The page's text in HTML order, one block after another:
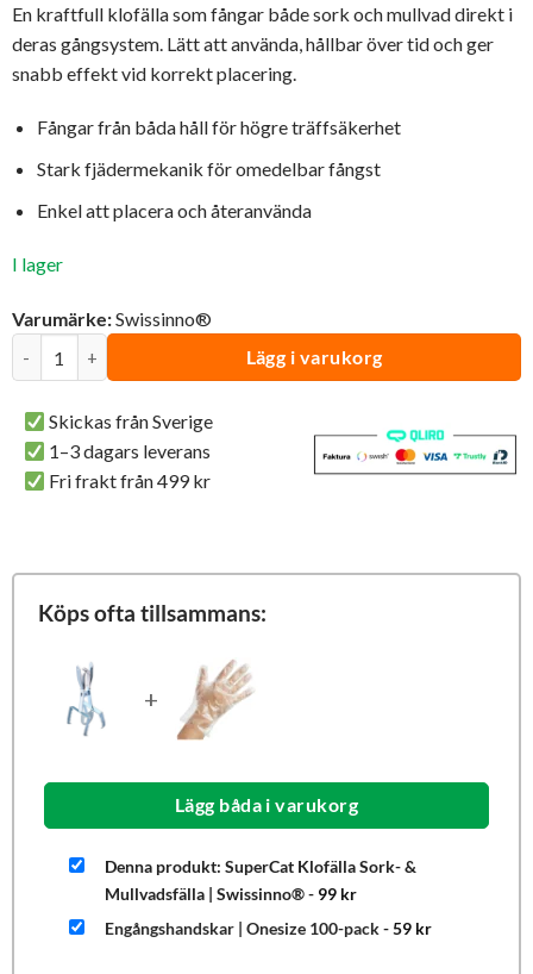
En kraftfull klofälla som fångar både sork och mullvad direkt i
deras gångsystem. Lätt att använda, hållbar över tid och ger
snabb effekt vid korrekt placering.
Fångar från båda håll för högre träffsäkerhet
Stark fjädermekanik för omedelbar fångst
Enkel att placera och återanvända
I lager
Varumärke:Swissinno®
Lägg i varukorg
Skickas från Sverige
1–3 dagars leverans
Fri frakt från 499 kr
Köps ofta tillsammans:
+
Lägg båda i varukorg
Denna produkt: SuperCat Klofälla Sork- &
Mullvadsfälla | Swissinno®- 99 kr
Engångshandskar | Onesize 100-pack-59 kr